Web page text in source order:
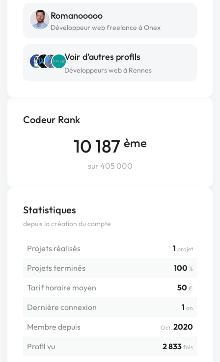
Codeur Rank
10 187 ème
sur 405 000
Statistiques
depuis la création du compte
Projets réalisés 1 projet
Projets terminés 100 %
Tarif horaire moyen 50 €
Dernière connexion 1 an
Membre depuis Oct. 2020
Profil vu
2 833 fois
Romanooooo
Développeur web freelance à Onex
Voir d’autres profils
Développeurs web à Rennes